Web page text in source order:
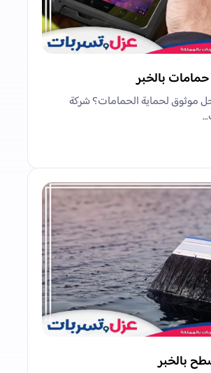
بالخبر
لحماية الحمامات؟ شركة
بالخبر